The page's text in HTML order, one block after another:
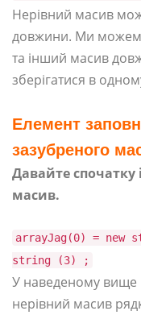
Нерівний масив
довжини. Ми
та інший масив
зберігатися в
Елемент
зазубреного
Давайте спочатку
масив.
arrayJag(0) = new
string (3) ;
У наведеному вище
нерівний масив